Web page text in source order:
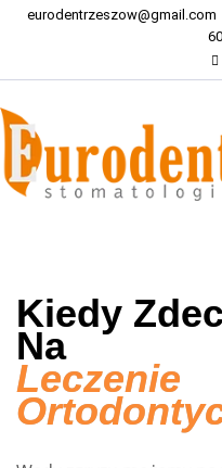
eurodentrzeszow@gmail.com
Kiedy
Na
Leczenie